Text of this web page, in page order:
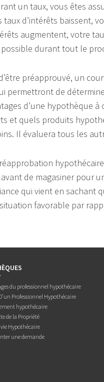
un taux, vous êtes
taux d’intérêts baissent,
augmentent, votre
durant tout le
préapprouvé, un
permettront de
d’une hypothèque
et quels produits
Il évaluera tous les
avant de magasiner pour
qui vient en sachant
favorable par
du professionnel hypothécaire
Professionnel Hypothécaire
hypothécaire
de la Propriété
Hypothécaire
une demande